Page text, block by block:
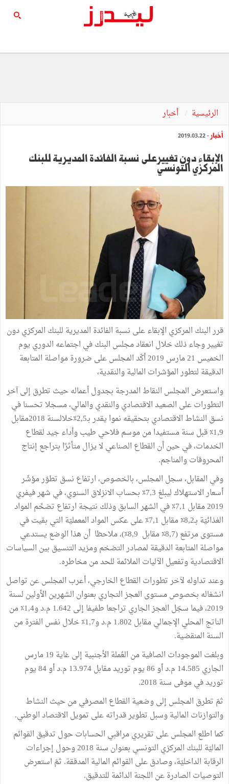
الرئيسية أخبار
أخبار - 2019.03.22
الإبقاء دون تغييرعلى نسبة الفائدة المديرية للبنك
المركزي التونسي
قرر البنك المركزي الإبقاء على نسبة الفائدة المديرية للبنك المركزي دون
تغيير وجاء ذلك خلال انعقاد مجلس البنك في اجتماعه الدوري يوم
الخميس 21 مارس 2019 أكّد المجلس على ضرورة مواصلة المتابعة
الدقيقة لتطور المؤشرات المالية والنقدية،
واستعرض المجلس النقاط المدرجة بجدول أعماله حيث تطرق إلى آخر
التطورات على الصعيد الاقتصادي والنقدي والمالي، مسجلا تحسنا في
نسق النشاط الاقتصادي بتحقيقه نموا يقدر بـ2,5٪خلالسنة 2018مقابل
1,9٪ قبل سنة مستفيدا من موسم فلاحي طيب وأداء جيد لقطاع
الخدمات، في حين أن القطاع الصناعي لا يزال متأثرًا بتراجع إنتاج
المحروقات والمناجم.
وفي المقابل، سجل المجلس، بالخصوص، ارتفاع نسق تطوّر مؤشّر
أسعار الاستهلاك ليبلغ 7,3٪ بحساب الانزلاق السنوي، في شهر فيفري
2019 مقابل 7,1٪ في الشهر السابق وذلك نتيجة ارتفاع تضخّم المواد
الغذائيّة بـ8,2٪ مقابل 7,1٪ على عكس المواد المعمليّة التي بقيت في
مستوى مرتفع (8,7٪ مقابل 8,9٪)، ملاحظا أن هذا الوضع يستدعي
مواصلة المتابعة الدقيقة لمصادر التضخم ومزيد التنسيق بين السياسات
الاقتصادية وتفعيل الآليات الملائمة للحد من مخاطره.
وعند تداوله لآخر تطورات القطاع الخارجي، أعرب المجلس عن تواصل
انشغاله بخصوص مستوى العجز التجاري بعنوان الشهرين الأولين لسنة
2019، فيما سجّل العجز الجاري تراجعا طفيفا إلى 1.642 م.د و1,4٪ من
الناتج المحلي الإجمالي مقابل 1.802 م.د و1,7٪ خلال نفس الفترة من
السنة المنقضية.
وبلغت الموجودات الصافية من العُملة الأجنبية إلى غاية 19 مارس
الجاري 14.585 م.د أو 86 يوم توريد مقابل 13.974 م.د أو 84 يوم
توريد في موفى سنة 2018.
ثمّ تطرق المجلس إلى وضعية القطاع المصرفي من حيث النشاط
والتوازنات المالية وسبل تطوير قدراته على تمويل الاقتصاد الوطني.
كما اطلع المجلس على تقريري مراقبي الحسابات حول تدقيق القوائم
الماليّة للبنك المركزي التونسي بعنوان سنة 2018 وحول إجراءات
الرقابة الداخليّة، وصادق على القوائم المالية المدققة. ثمّ استعرض
التوصيات الصادرة عن اللجنة الدائمة للتدقيق.